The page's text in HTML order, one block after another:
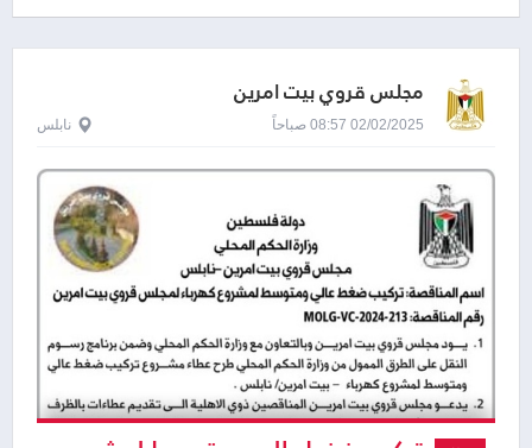
مجلس قروي بيت امرين
02/02/2025 08:57 صباحاً نابلس